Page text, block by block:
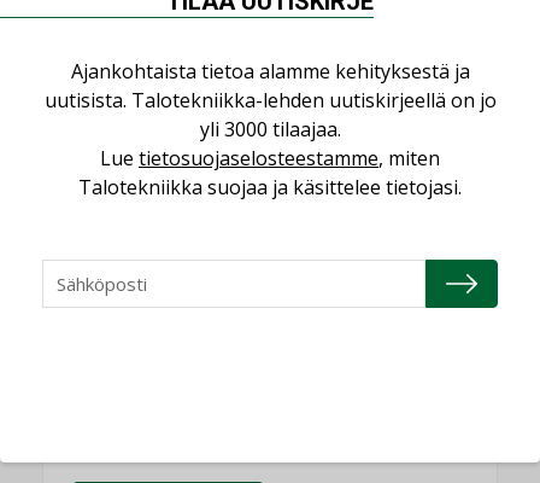
käyttöön kiinteistöissä
Sähköistäminen säästää euroja
Yli miljoona kotia on vailla toimivaa
ilmanvaihtoa
Miten varmistetaan EPD-dokumenteista
saatavien tietojen vertailukelpoisuus?
Ajankohtaista tietoa alamme kehityksestä ja
uutisista. Talotekniikka-lehden uutiskirjeellä on jo
yli 3000 tilaajaa.
Lue tietosuojaselosteestamme, miten
Talotekniikka suojaa ja käsittelee tietojasi.